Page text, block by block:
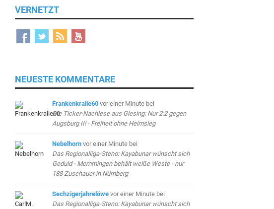
VERNETZT
NEUESTE KOMMENTARE
Frankenkralle60 vor einer Minutebei
Die Ticker-Nachlese aus Giesing: Nur 2:2 gegen
Augsburg II! - Freiheit ohne Heimsieg
Nebelhorn vor einer Minutebei
Das Regionalliga-Steno: Kayabunar wünscht sich
Geduld - Memmingen behält weiße Weste - nur
188 Zuschauer in Nürnberg
Sechzigerjahrelöwe vor einer Minutebei
Das Regionalliga-Steno: Kayabunar wünscht sich